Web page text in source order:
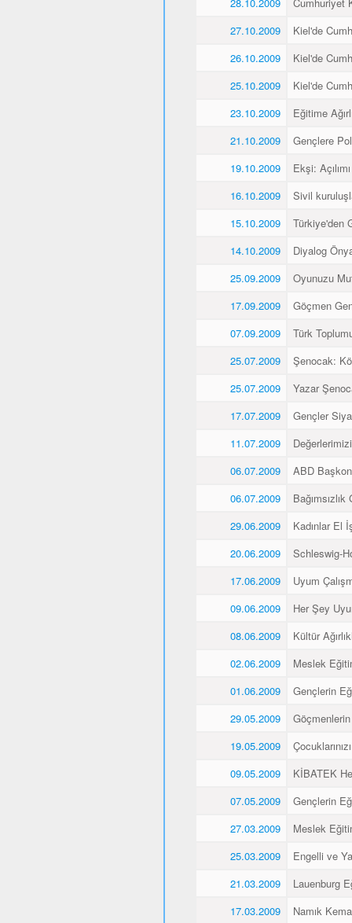
27.10.2009
Kiel'de
26.10.2009
Kiel'de
25.10.2009
Kiel'de
23.10.2009
Eğitime
21.10.2009
Gençlere
19.10.2009
Ekşi:
16.10.2009
Sivil
15.10.2009
Türkiye'den
14.10.2009
Diyalog
25.09.2009
Oyunuzu
17.09.2009
Göçmen
07.09.2009
Türk
25.07.2009
Şenocak:
25.07.2009
Yazar
17.07.2009
Gençler
11.07.2009
06.07.2009
ABD
06.07.2009
29.06.2009
Kadınlar El
20.06.2009
Schleswig-
17.06.2009
Uyum
09.06.2009
Her Şey
08.06.2009
Kültür
02.06.2009
Meslek
01.06.2009
Gençlerin
29.05.2009
Göçmenlerin
19.05.2009
09.05.2009
KİBATEK
07.05.2009
Gençlerin
27.03.2009
Meslek
25.03.2009
Engelli ve
21.03.2009
Lauenburg
17.03.2009
Namık